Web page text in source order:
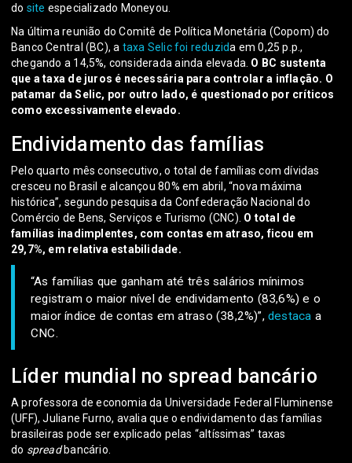
do site especializado Moneyou.
Na última reunião do Comitê de Política Monetária (Copom) do
Banco Central (BC), a taxa Selic foi reduzida em 0,25 p.p.,
chegando a 14,5%, considerada ainda elevada. O BC sustenta
que a taxa de juros é necessária para controlar a inflação. O
patamar da Selic, por outro lado, é questionado por críticos
como excessivamente elevado.
Endividamento das famílias
Pelo quarto mês consecutivo, o total de famílias com dívidas
cresceu no Brasil e alcançou 80% em abril, “nova máxima
histórica”, segundo pesquisa da Confederação Nacional do
Comércio de Bens, Serviços e Turismo (CNC). O total de
famílias inadimplentes, com contas em atraso, ficou em
29,7%, em relativa estabilidade.
“As famílias que ganham até três salários mínimos
registram o maior nível de endividamento (83,6%) e o
maior índice de contas em atraso (38,2%)”,destaca a
CNC.
Líder mundial no spread bancário
A professora de economia da Universidade Federal Fluminense
(UFF), Juliane Furno, avalia que o endividamento das famílias
brasileiras pode ser explicado pelas “altíssimas” taxas
do spreadbancário.